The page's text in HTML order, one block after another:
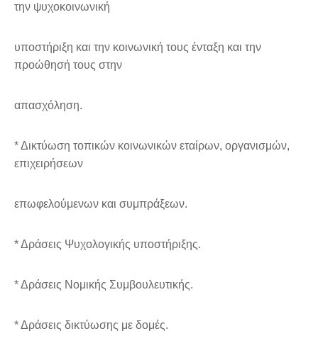
την ψυχοκοινωνική
υποστήριξη και την κοινωνική τους ένταξη και την
προώθησή τους στην
απασχόληση.
* Δικτύωση τοπικών κοινωνικών εταίρων, οργανισμών,
επιχειρήσεων
επωφελούμενων και συμπράξεων.
* Δράσεις Ψυχολογικής υποστήριξης.
* Δράσεις Νομικής Συμβουλευτικής.
* Δράσεις δικτύωσης με δομές.